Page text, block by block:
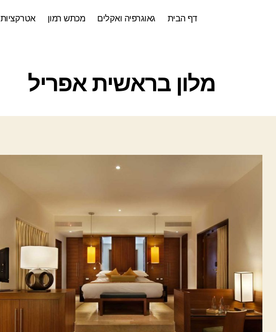
דף הבית גאוגרפיה ואקלים מכתש רמון אטרקציות
ק
ט
ר
מלון בראשית אפריל